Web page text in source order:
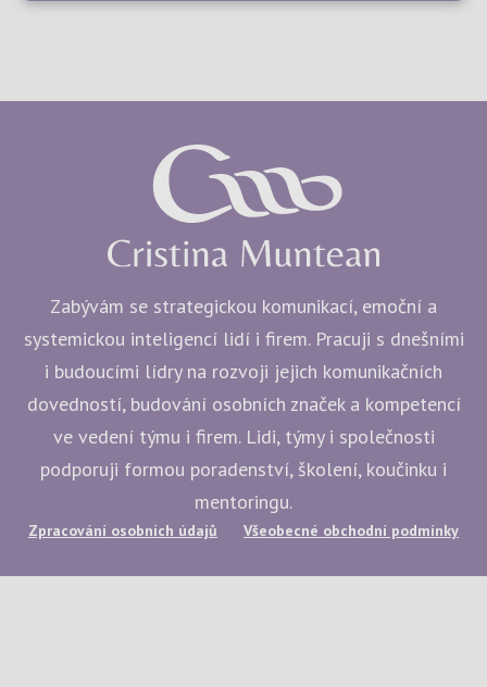
Zabývám se strategickou komunikací, emoční a
systemickou inteligencí lidí i firem. Pracuji s dnešními
i budoucími lídry na rozvoji jejich komunikačních
dovedností, budování osobních značek a kompetencí
ve vedení týmu i firem. Lidi, týmy i společnosti
podporuji formou poradenství, školení, koučinku i
mentoringu.
Zpracování osobních údajů Všeobecné obchodní podmínky